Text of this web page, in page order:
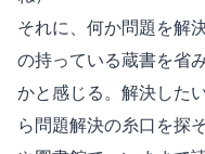
それに、何か問題を解
の持っている蔵書を省
かと感じる。解決した
ら問題解決の糸口を探